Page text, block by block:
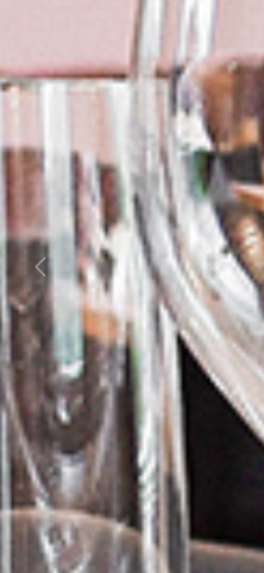
Previous